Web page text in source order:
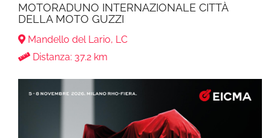
MOTORADUNO INTERNAZIONALE CITTÀ
DELLA MOTO GUZZI
Mandello del Lario, LC
Distanza: 37.2 km